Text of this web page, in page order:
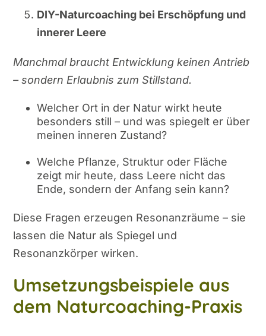
DIY-Naturcoaching bei Erschöpfung und
innerer Leere
Manchmal braucht Entwicklung keinen Antrieb
– sondern Erlaubnis zum Stillstand.
Welcher Ort in der Natur wirkt heute
besonders still – und was spiegelt er über
meinen inneren Zustand?
Welche Pflanze, Struktur oder Fläche
zeigt mir heute, dass Leere nicht das
Ende, sondern der Anfang sein kann?
Diese Fragen erzeugen Resonanzräume – sie
lassen die Natur als Spiegel und
Resonanzkörper wirken.
Umsetzungsbeispiele aus
dem Naturcoaching-Praxis